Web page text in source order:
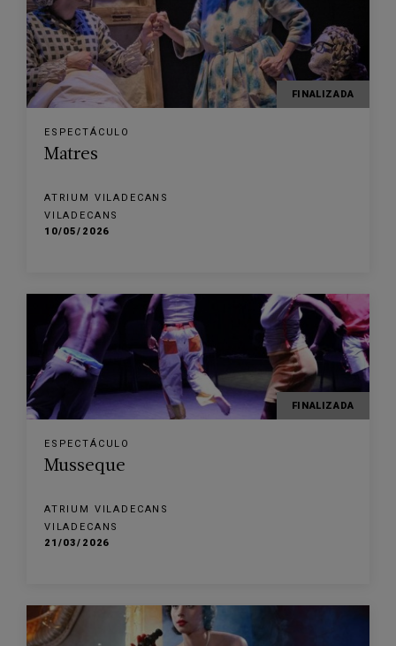
FINALIZADA
ESPECTÁCULO
Matres
ATRIUM VILADECANS
VILADECANS
10/05/2026
FINALIZADA
ESPECTÁCULO
Musseque
ATRIUM VILADECANS
VILADECANS
21/03/2026